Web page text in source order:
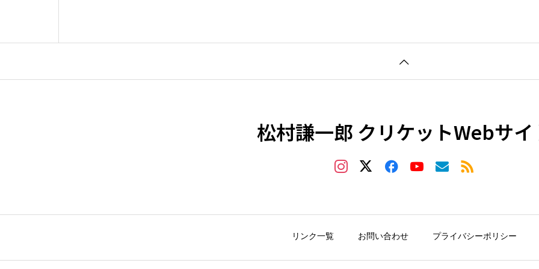
松村謙一郎 クリケットWebサイ
リンク一覧 お問い合わせ プライバシーポリシー